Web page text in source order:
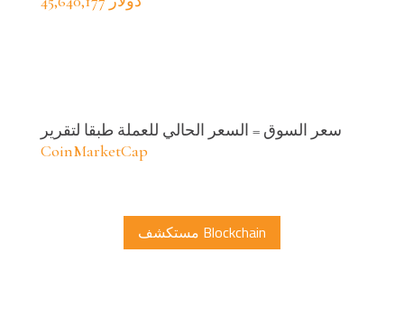
سعر السوق = السعر الحالي للعملة طبقا لتقرير
CoinMarketCap
مستكشف Blockchain